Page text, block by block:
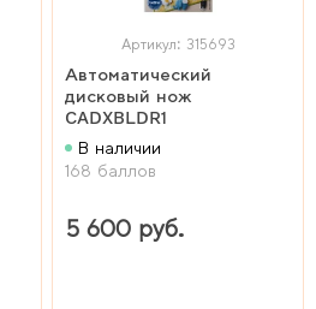
Артикул: 315693
Автоматический
дисковый нож
CADXBLDR1
В наличии
168 баллов
5 600 руб.